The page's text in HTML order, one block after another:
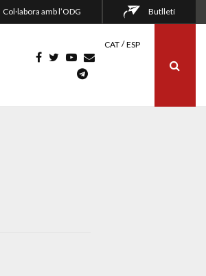
Col·labora amb l’ODG Butlletí
CAT ESP